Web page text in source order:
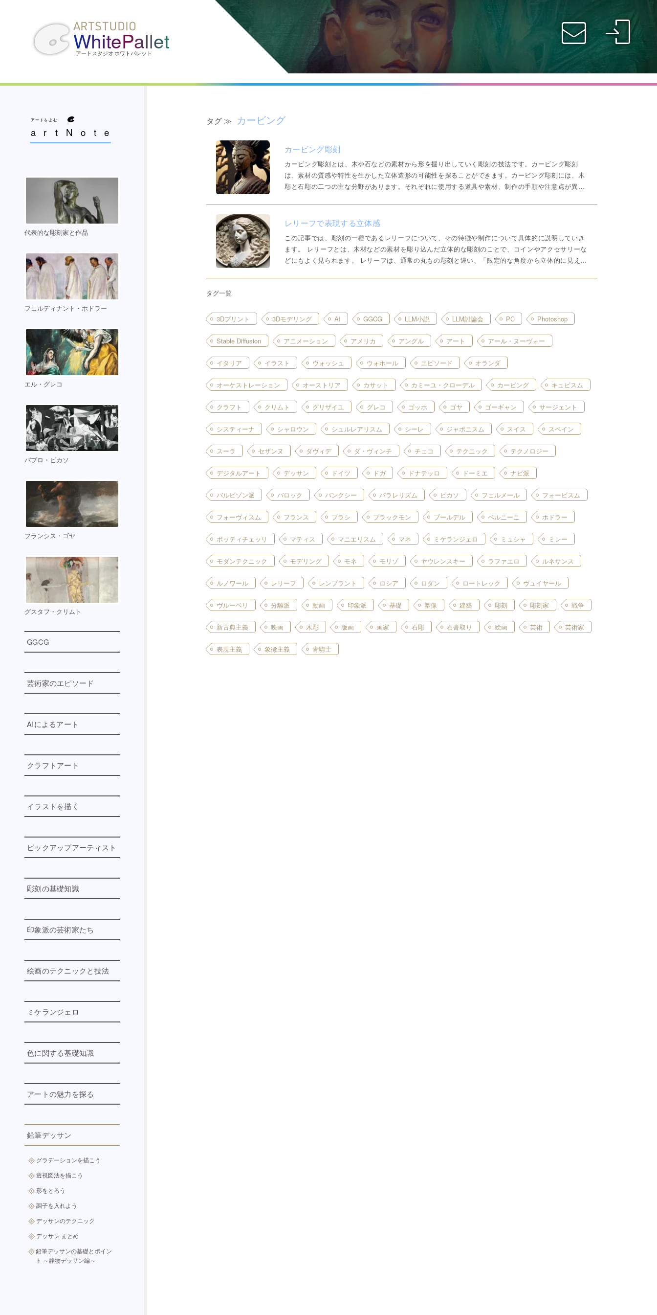
ARTSTUDIO
WhitePallet
タグ ≫ カービング
カービング彫刻
カービング彫刻とは、木や石などの素材から形を掘り出していく彫刻の技法です。カービング彫刻
は、素材の質感や特性を生かした立体造形の可能性を探ることができます。カービング彫刻には、木
彫と石彫の二つの主な分野があります。それぞれに使用する道具や素材、制作の手順や注意点が異な
レリーフで表現する立体感
この記事では、彫刻の一種であるレリーフについて、その特徴や制作について具体的に説明していき
ます。 レリーフとは、木材などの素材を彫り込んだ立体的な彫刻のことで、コインやアクセサリーな
どにもよく見られます。 レリーフは、通常の丸もの彫刻と違い、「限定的な角度から立体的に見える
タグ一覧
3Dプリント 3Dモデリング AI GGCG LLM小説 LLM討論会 PC Photoshop
Stable Diffusion アニメーション アメリカ アングル アート アール・ヌーヴォー
イタリア イラスト ウォッシュ ウォホール エピソード オランダ
オーケストレーション オーストリア カサット カミーユ・クローデル カービング キュビスム
クラフト クリムト グリザイユ グレコ ゴッホ ゴヤ ゴーギャン サージェント
システィーナ シャロウン シュルレアリスム シーレ ジャポニスム スイス スペイン
スーラ セザンヌ ダヴィデ ダ・ヴィンチ チェコ テクニック テクノロジー
デジタルアート デッサン ドイツ ドガ ドナテッロ ドーミエ ナビ派
バルビゾン派 バロック バンクシー パラレリズム ピカソ フェルメール フォービスム
フォーヴィスム フランス ブラシ ブラックモン ブールデル ベルニーニ ホドラー
ボッティチェッリ マティス マニエリスム マネ ミケランジェロ ミュシャ ミレー
モダンテクニック モデリング モネ モリゾ ヤウレンスキー ラファエロ ルネサンス
ルノワール レリーフ レンブラント ロシア ロダン ロートレック ヴュイヤール
ヴルーベリ 分離派 動画 印象派 基礎 塑像 建築 彫刻 彫刻家 戦争
新古典主義 映画 木彫 版画 画家 石彫 石膏取り 絵画 芸術 芸術家
表現主義 象徴主義 青騎士
artNote
代表的な彫刻家と作品
フェルディナント・ホドラー
エル・グレコ
パブロ・ピカソ
フランシス・ゴヤ
グスタフ・クリムト
GGCG
観か客観か
終わらない物語
才能と努力の関係
喜怒哀楽に必要ない感情は？
死生観、死の美学
AIは人間より優れた教師にな
れるか
芸術家のエピソード
ホの知られざるエピソード
エゴン・シーレの知られざる
エピソード
AIによるアート
ート
Stable Diffusion webUIの導入
方法
Photoshop BetaからStable
Diffusionを動かす(操作編)
AIまとめ（動画・画像・LLM
の実践印象）
2026年4月 LLMベンチマーク
デルの最新動向～
AIには表現できない芸術の要
AIを使って動画を作ろう
クラフトアート
イラストを描く
と部分描きから脱却する5つの
ポイント
ピックアップアーティスト
ジャン＝フランソワ・ミレー
ジョン・シンガー・サージェ
ント
サンドロ・ボッティチェッリ
フランシス・ゴヤ
ヨハネス・フェルメール
エドゥアール・ヴュイヤール
エル・グレコ
アルフォンス・ミュシャ
パブロ・ピカソ
アレクセイ・フォン・ヤウレ
ンスキー
フェルディナント・ホドラー
ラディスラフ・シャロウン
レンブラント・ファン・レイ
ン
グスタフ・クリムト
彫刻の基礎知識
彫刻の歴史とその役割
カービング彫刻
レリーフで表現する立体感
デジタル時代の彫刻:3Dモデリ
ング
印象派の芸術家たち
エドゥアール・マネ:印象派へ
の道
術師
ルノワール:色彩と生活の喜び
エ
モリゾとカサットとブラック
モン:印象派の女性芸術家たち
ロートレック:モンマルトルの
印象派
ら点描法へ
ヴィンセント・ヴァン・ゴッ
ホ:印象派からポスト印象派へ
ポール・セザンヌ:印象派から
立体派への架け橋
らエキゾチズムへ
ジャポニスムと印象派
印象派の影響:現代への遺産
絵画のテクニックと技法
ニックまで
モダンテクニック
特殊効果を生み出す絵画のテ
ミケランジェロ
芸術家ミケランジェロの年表
4つのピエタ
ダヴィデ像
システィーナ礼拝堂の天井壁
画
色に関する基礎知識
色の三原色
絵の具の種類・特徴
色彩の心理効果
時代や文化・流行による色の
魅力
アートの魅力を探る
アートの基礎知識入門
アートの歴史と重要なアーテ
ィスト
アートと社会の関係
アーティストの創作プロセス
アート作品の鑑賞
アートの表現と感情
アートと技術の融合
アートの国際的な展望
鉛筆デッサン
グラデーションを描こう
透視図法を描こう
形をとろう
調子を入れよう
デッサンのテクニック
デッサン まとめ
鉛筆デッサンの基礎とポイン
ト ～静物デッサン編～
パスワード